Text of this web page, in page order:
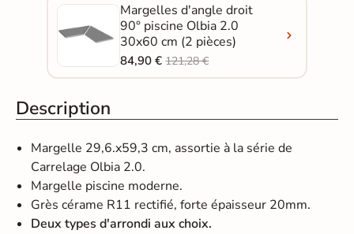
Margelles d'angle droit
90° piscine Olbia 2.0
30x60 cm (2 pièces)
84,90 €121,28 €
Description
Margelle 29,6.x59,3 cm, assortie à la série de
Carrelage Olbia 2.0.
Margelle piscine moderne.
Grès cérame R11 rectifié, forte épaisseur 20mm.
Deux types d'arrondi aux choix.